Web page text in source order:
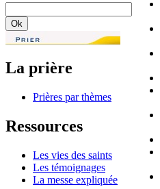
La prière
Prières par thèmes
Ressources
Les vies des saints
Les témoignages
La messe expliquée